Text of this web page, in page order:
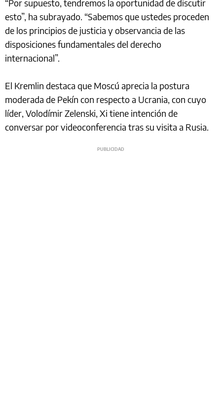
“Por supuesto, tendremos la oportunidad de discutir
esto”, ha subrayado. “Sabemos que ustedes proceden
de los principios de justicia y observancia de las
disposiciones fundamentales del derecho
internacional”.
El Kremlin destaca que Moscú aprecia la postura
moderada de Pekín con respecto a Ucrania, con cuyo
líder, Volodímir Zelenski, Xi tiene intención de
conversar por videoconferencia tras su visita a Rusia.